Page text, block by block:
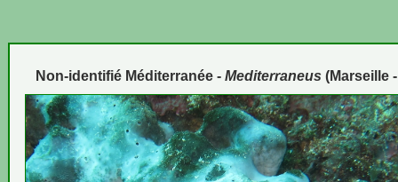
Non-identifié Méditerranée -Mediterraneus (Marseille